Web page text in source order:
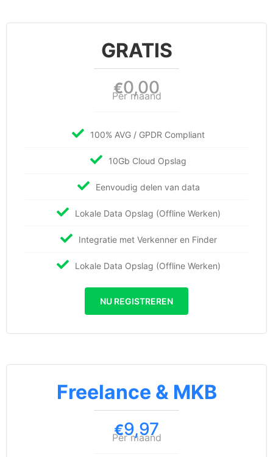
GRATIS
€0,00
Per maand
100% AVG / GPDR Compliant
10Gb Cloud Opslag
Eenvoudig delen van data
Lokale Data Opslag (Offline Werken)
Integratie met Verkenner en Finder
Lokale Data Opslag (Offline Werken)
NU REGISTREREN
Freelance & MKB
€9,97
Per maand